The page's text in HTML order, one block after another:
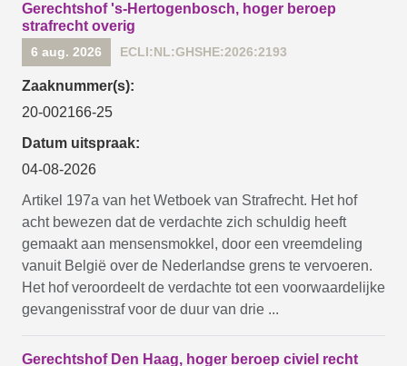
Gerechtshof 's-Hertogenbosch, hoger beroep
strafrecht overig
6 aug. 2026 ECLI:NL:GHSHE:2026:2193
Zaaknummer(s):
20-002166-25
Datum uitspraak:
04-08-2026
Artikel 197a van het Wetboek van Strafrecht. Het hof
acht bewezen dat de verdachte zich schuldig heeft
gemaakt aan mensensmokkel, door een vreemdeling
vanuit België over de Nederlandse grens te vervoeren.
Het hof veroordeelt de verdachte tot een voorwaardelijke
gevangenisstraf voor de duur van drie ...
Gerechtshof Den Haag, hoger beroep civiel recht